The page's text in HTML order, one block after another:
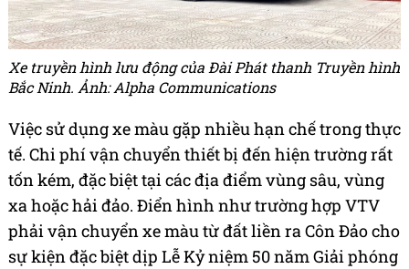
Xe truyền hình lưu động của Đài Phát thanh Truyền hình
Bắc Ninh. Ảnh: Alpha Communications
Việc sử dụng xe màu gặp nhiều hạn chế trong thực
tế. Chi phí vận chuyển thiết bị đến hiện trường rất
tốn kém, đặc biệt tại các địa điểm vùng sâu, vùng
xa hoặc hải đảo. Điển hình như trường hợp VTV
phải vận chuyển xe màu từ đất liền ra Côn Đảo cho
sự kiện đặc biệt dịp Lễ Kỷ niệm 50 năm Giải phóng